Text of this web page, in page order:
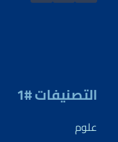
التصنيفات #1
علوم